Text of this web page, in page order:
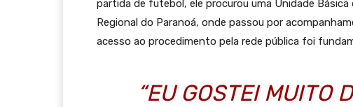
partida de futebol, ele procurou uma Unidade
Regional do Paranoá, onde passou por
acesso ao procedimento pela rede pública foi
“EU GOSTEI MUITO